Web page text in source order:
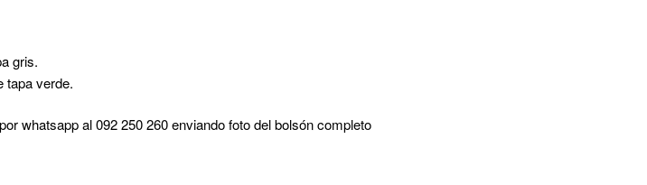
gris.
tapa verde.
whatsapp al 092 250 260 enviando foto del bolsón completo